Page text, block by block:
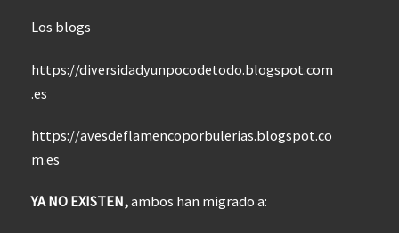
Los blogs
https://diversidadyunpocodetodo.blogspot.com
.es
https://avesdeflamencoporbulerias.blogspot.co
m.es
YA NO EXISTEN,ambos han migrado a: